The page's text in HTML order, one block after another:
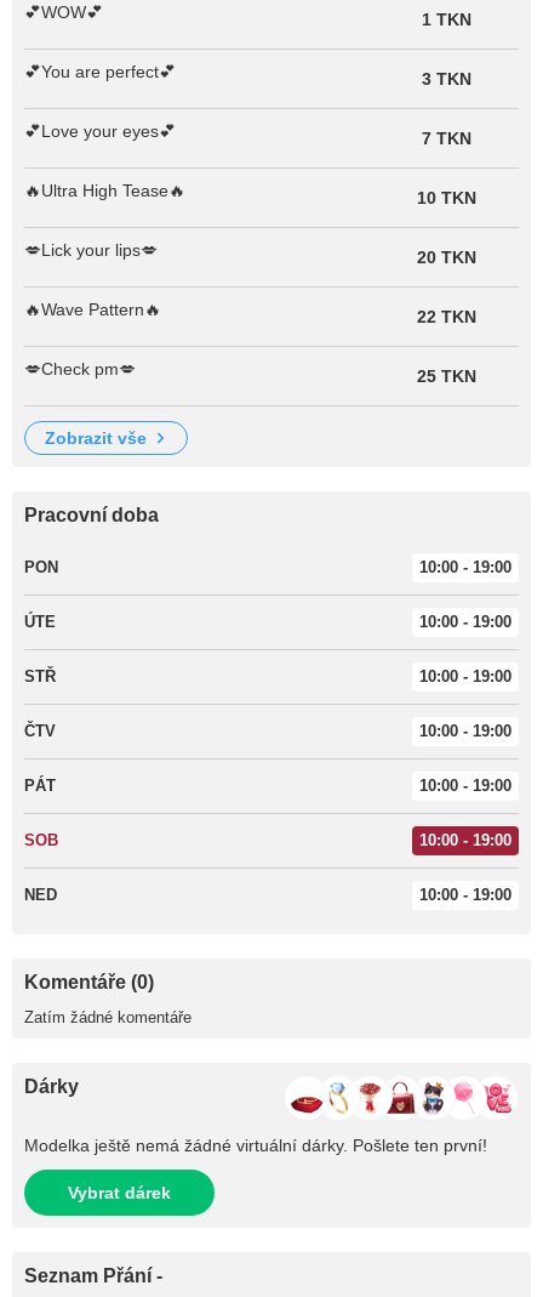
💕WOW💕 1 TKN
💕You are perfect💕 3 TKN
💕Love your eyes💕 7 TKN
🔥Ultra High Tease🔥 10 TKN
💋Lick your lips💋 20 TKN
🔥Wave Pattern🔥 22 TKN
💋Check pm💋 25 TKN
zobrazit vše
Pracovní doba
PON 10:00 - 19:00
ÚTE 10:00 - 19:00
STŘ 10:00 - 19:00
ČTV 10:00 - 19:00
PÁT 10:00 - 19:00
SOB 10:00 - 19:00
NED 10:00 - 19:00
Komentáře (0)
Zatím žádné komentáře
Dárky
Modelka ještě nemá žádné virtuální dárky. Pošlete ten první!
Vybrat dárek
Seznam Přání -